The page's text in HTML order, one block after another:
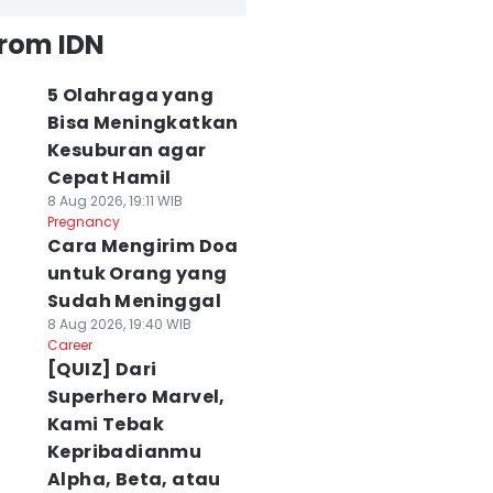
IDN
5 Olahraga yang
Bisa Meningkatkan
Kesuburan agar
Cepat Hamil
8 Aug 2026, 19:11 WIB
Pregnancy
Cara Mengirim Doa
untuk Orang yang
Sudah Meninggal
8 Aug 2026, 19:40 WIB
Career
[QUIZ] Dari
Superhero Marvel,
Kami Tebak
Kepribadianmu
Alpha, Beta, atau